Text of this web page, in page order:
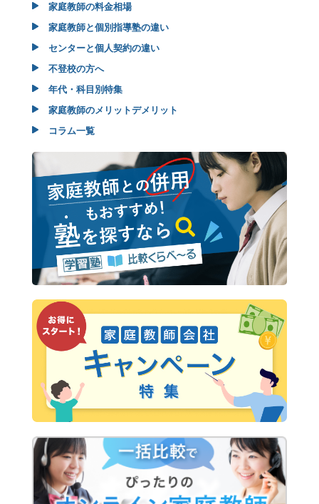
家庭教師の料金相場
家庭教師と個別指導塾の違い
センターと個人契約の違い
不登校の方へ
年代・科目別特集
家庭教師のメリットデメリット
コラム一覧